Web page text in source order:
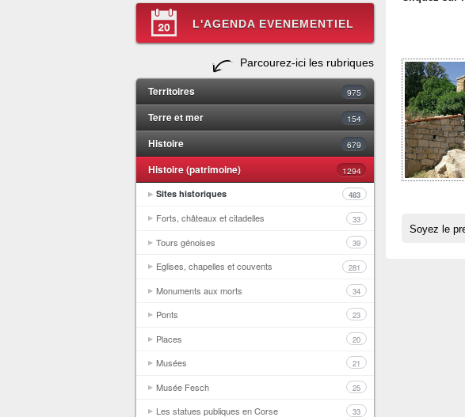
L'AGENDA EVENEMENTIEL
Parcourez-ici les rubriques
Territoires 975
Terre et mer 154
Histoire 679
Histoire (patrimoine)
1294
Sites historiques
483
Forts, châteaux et citadelles 33
Tours génoises 39
Eglises, chapelles et couvents 281
Monuments aux morts 34
Ponts 23
Places 20
Musées 21
Musée Fesch 25
Les statues publiques en Corse 33
Soyez le